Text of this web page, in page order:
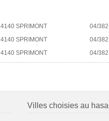
4140 SPRIMONT
04/
4140 SPRIMONT
04/
4140 SPRIMONT 04/
Villes choisies au